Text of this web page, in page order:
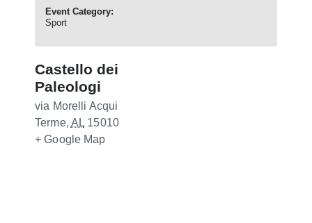
Event Category:
Sport
Castello dei
Paleologi
via Morelli Acqui
Terme, AL 15010
+ Google Map